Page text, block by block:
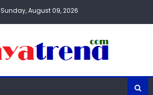
Sunday, August 09, 2026